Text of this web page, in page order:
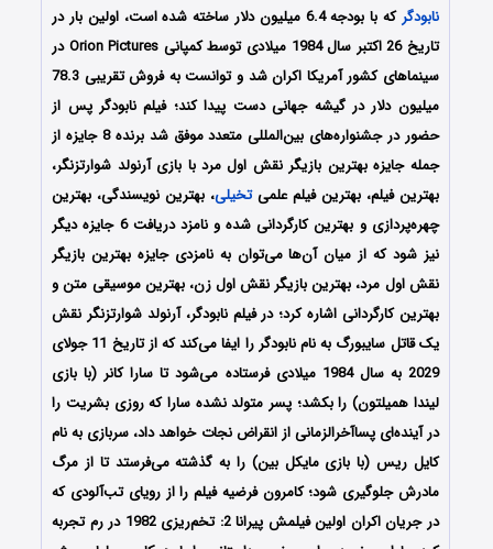
نابودگر
که با بودجه 6.4 میلیون دلار ساخته شده است، اولین بار در
تاریخ 26 اکتبر سال 1984 میلادی توسط کمپانی Orion Pictures در
سینماهای کشور آمریکا اکران شد و توانست به فروش تقریبی 78.3
میلیون دلار در گیشه جهانی دست پیدا کند؛ فیلم نابودگر پس از
حضور در جشنواره‌های بین‌المللی متعدد موفق شد برنده 8 جایزه از
جمله جایزه بهترین بازیگر نقش اول مرد با بازی آرنولد شوارتزنگر،
بهترین فیلم، بهترین فیلم علمیتخیلی، بهترین نویسندگی، بهترین
چهره‌پردازی و بهترین کارگردانی شده و نامزد دریافت 6 جایزه دیگر
نیز شود که از میان آن‌ها می‌توان به نامزدی جایزه بهترین بازیگر
نقش اول مرد، بهترین بازیگر نقش اول زن، بهترین موسیقی متن و
بهترین کارگردانی اشاره کرد؛ در فیلم نابودگر، آرنولد شوارتزنگر نقش
یک قاتل سایبورگ به‌ نام نابودگر را ایفا می‌کند که از تاریخ 11 جولای
2029 به سال 1984 میلادی فرستاده می‌شود تا سارا کانر (با بازی
لیندا همیلتون) را بکشد؛ پسر متولد نشده سارا که روزی بشریت را
در آینده‌ای پساآخرالزمانی از انقراض نجات خواهد داد، سربازی به‌ نام
کایل ریس (با بازی مایکل بین) را به گذشته می‌فرستد تا از مرگ
مادرش جلوگیری شود؛ کامرون فرضیه فیلم را از رویای تب‌آلودی که
در جریان اکران اولین فیلمش پیرانا 2: تخم‌ریزی 1982 در رم تجربه